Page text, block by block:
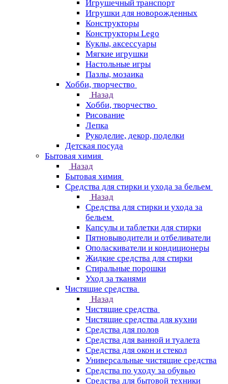
Игрушечный транспорт
Игрушки для новорожденных
Конструкторы
Конструкторы Lego
Куклы, аксессуары
Мягкие игрушки
Настольные игры
Пазлы, мозаика
Хобби, творчество
Назад
Хобби, творчество
Рисование
Лепка
Рукоделие, декор, поделки
Детская посуда
Бытовая химия
Назад
Бытовая химия
Средства для стирки и ухода за бельем
Назад
Средства для стирки и ухода за
бельем
Капсулы и таблетки для стирки
Пятновыводители и отбеливатели
Ополаскиватели и кондиционеры
Жидкие средства для стирки
Стиральные порошки
Уход за тканями
Чистящие средства
Назад
Чистящие средства
Чистящие средства для кухни
Средства для полов
Средства для ванной и туалета
Средства для окон и стекол
Универсальные чистящие средства
Средства по уходу за обувью
Средства для бытовой техники